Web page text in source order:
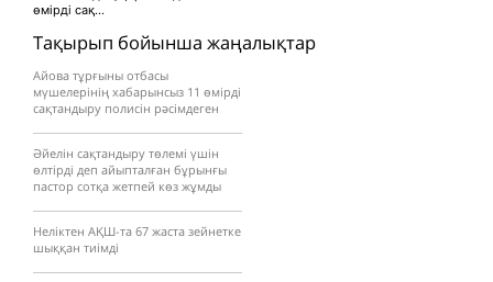
Тақырып бойынша жаңалықтар
Айова тұрғыны отбасы
мүшелерінің хабарынсыз 11 өмірді
сақтандыру полисін рәсімдеген
Әйелін сақтандыру төлемі үшін
өлтірді деп айыпталған бұрынғы
пастор сотқа жетпей көз жұмды
Неліктен АҚШ-та 67 жаста зейнетке
шыққан тиімді
өмірді сақ...